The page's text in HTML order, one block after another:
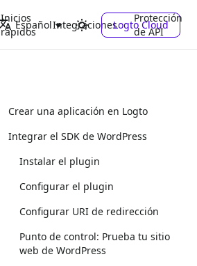
Inicios
rápidos
Integraciones
Protección
de API
Español Logto Cloud
Crear una aplicación en Logto
Integrar el SDK de WordPress
Instalar el plugin
Configurar el plugin
Configurar URI de redirección
Punto de control: Prueba tu sitio
web de WordPress